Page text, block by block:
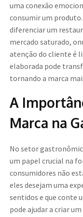
uma conexão
consumir um
diferenciar um
mercado saturado,
atenção do cliente é
elaborada pode
tornando a marca
A
Marca na
No setor
um papel crucial na
consumidores não
eles desejam uma
sentidos e que conte
pode ajudar a criar